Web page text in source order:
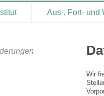
Aus-, Fort- und
Wir